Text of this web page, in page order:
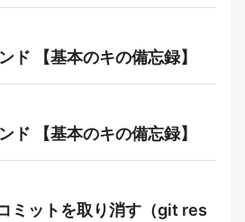
ド 【基本のキの備忘録】
ド 【基本のキの備忘録】
ミットを取り消す（git res